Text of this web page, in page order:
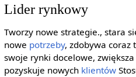
Lider rynkowy
Tworzy nowe strategie., stara
nowe potrzeby, zdobywa coraz
swoje rynki docelowe,
pozyskuje nowych klientów